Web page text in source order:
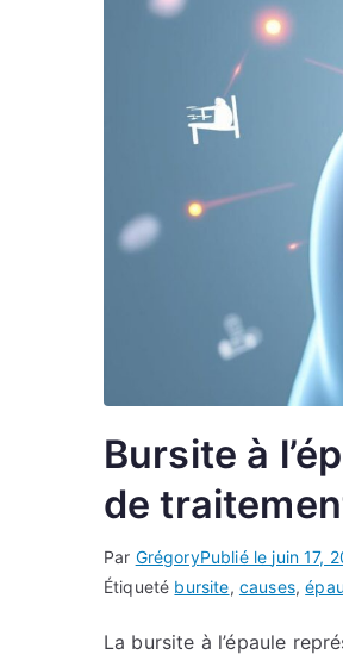
Bursite à
de
Par GrégoryPublié le juin 17,
Étiqueté bursite, causes,
La bursite à l’épaule